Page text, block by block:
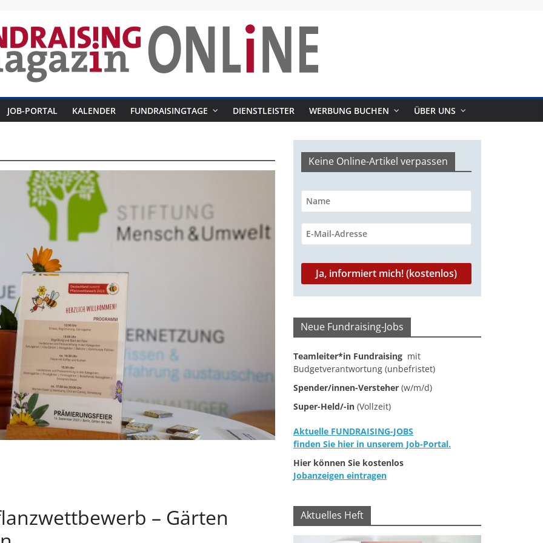
JOB-PORTAL KALENDER FUNDRAISINGTAGE DIENSTLEISTER WERBUNG BUCHEN ÜBER UNS
– Gärten
Keine Online-Artikel verpassen
Neue Fundraising-Jobs
Teamleiter*in Fundraising mit
Budgetverantwortung (unbefristet)
Spender/innen-Versteher (w/m/d)
Super-Held/-in (Vollzeit)
Aktuelle FUNDRAISING-JOBS
finden Sie hier in unserem Job-Portal.
Hier können Sie kostenlos
Jobanzeigen eintragen
Aktuelles Heft